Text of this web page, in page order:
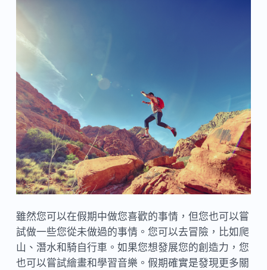
雖然您可以在假期中做您喜歡的事情，但您也可以嘗
試做一些您從未做過的事情。您可以去冒險，比如爬
山、潛水和騎自行車。如果您想發展您的創造力，您
也可以嘗試繪畫和學習音樂。假期確實是發現更多關